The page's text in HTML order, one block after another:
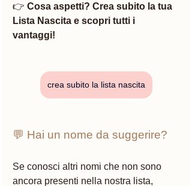
👉 Cosa aspetti? Crea subito la tua
Lista Nascita e scopri tutti i
vantaggi!
crea subito la lista nascita
💬 Hai un nome da suggerire?
Se conosci altri nomi che non sono
ancora presenti nella nostra lista,